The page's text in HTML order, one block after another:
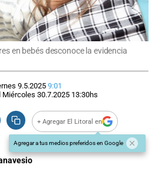
en bebés desconoce la evidencia
9.5.2025 9:01
Miércoles 30.7.2025 13:30hs
+ Agregar El Litoral en
Agregar a tus medios preferidos en Google